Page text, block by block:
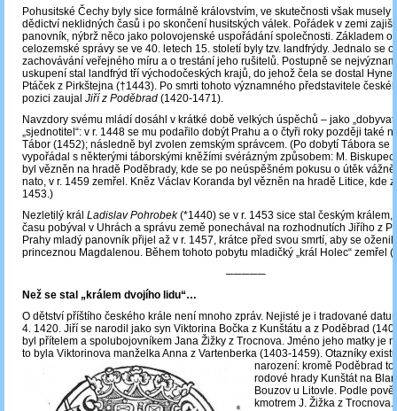
Pohusitské Čechy byly sice formálně královstvím, ve skutečnosti však musely
dědictví neklidných časů i po skončení husitských válek. Pořádek v zemi
panovník, nýbrž něco jako polovojenské uspořádání společnosti. Základem
celozemské správy se ve 40. letech 15. století byly tzv. landfrýdy. Jednalo se
zachovávání veřejného míru a o trestání jeho rušitelů. Postupně se
uskupení stal landfrýd tří východočeských krajů, do jehož čela se dostal
Ptáček z Pirkštejna (†1443). Po smrti tohoto významného představitele
pozici zaujal Jiří z Poděbrad (1420-1471).
Navzdory svému mládí dosáhl v krátké době velkých úspěchů – jako
„sjednotitel“: v r. 1448 se mu podařilo dobýt Prahu a o čtyři roky později také
Tábor (1452); následně byl zvolen zemským správcem. (Po dobytí Tábora se
vypořádal s některými táborskými kněžími svérázným způsobem: M.
byl vězněn na hradě Poděbrady, kde se po neúspěšném pokusu o útěk
nato, v r. 1459 zemřel. Kněz Václav Koranda byl vězněn na hradě Litice, kde
1453.)
Nezletilý král Ladislav Pohrobek(*1440) se v r. 1453 sice stal českým králem,
času pobýval v Uhrách a správu země ponechával na rozhodnutích Jiřího z
Prahy mladý panovník přijel až v r. 1457, krátce před svou smrtí, aby se
princeznou Magdalenou. Během tohoto pobytu mladičký „král Holec“ zemřel
─────
Než se stal „králem dvojího lidu“…
O dětství příštího českého krále není mnoho zpráv. Nejisté je i tradované
4. 1420. Jiří se narodil jako syn Viktorina Bočka z Kunštátu a z Poděbrad
byl přítelem a spolubojovníkem Jana Žižky z Trocnova. Jméno jeho matky je
to byla Viktorinova manželka Anna z Vartenberka (1403-1459). Otazníky
narození: kromě Poděbrad to
rodové hrady Kunštát na
Bouzov u Litovle. Podle
kmotrem J. Žižka z Trocnova.